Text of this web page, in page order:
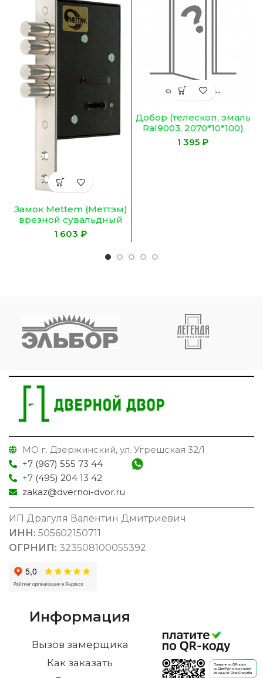
Замок Mettem (Меттэм)
врезной сувальдный
ЗВ8 290.0.0, 5 кл.
₽
Добор (телескоп, эмаль
Ral9003, 2070*10*100)
₽
МО г. Дзержинский, ул. Угрешская 32/1
+7 (967) 555 73 44
+7 (495) 204 13 42
zakaz@dvernoi-dvor.ru
ИП Драгуля Валентин Дмитриевич
ИНН: 505602150711
ОГРНИП: 323508100055392
Информация
Вызов замерщика
Как заказать